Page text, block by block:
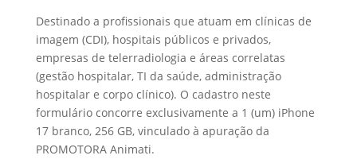
Destinado a profissionais que atuam em clínicas de
imagem (CDI), hospitais públicos e privados,
empresas de telerradiologia e áreas correlatas
(gestão hospitalar, TI da saúde, administração
hospitalar e corpo clínico). O cadastro neste
formulário concorre exclusivamente a 1 (um) iPhone
17 branco, 256 GB, vinculado à apuração da
PROMOTORA Animati.